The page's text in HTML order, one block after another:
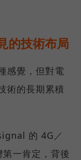
的技術布局
感覺，但對電
術的長期累積
的 4G／
一肯定，背後